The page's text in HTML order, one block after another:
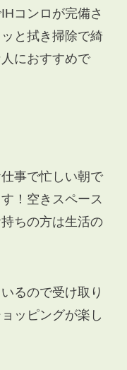
コンロが完備さ
と拭き掃除で綺
におすすめで
事で忙しい朝で
！空きスペース
ちの方は生活の
るので受け取り
ッピングが楽し